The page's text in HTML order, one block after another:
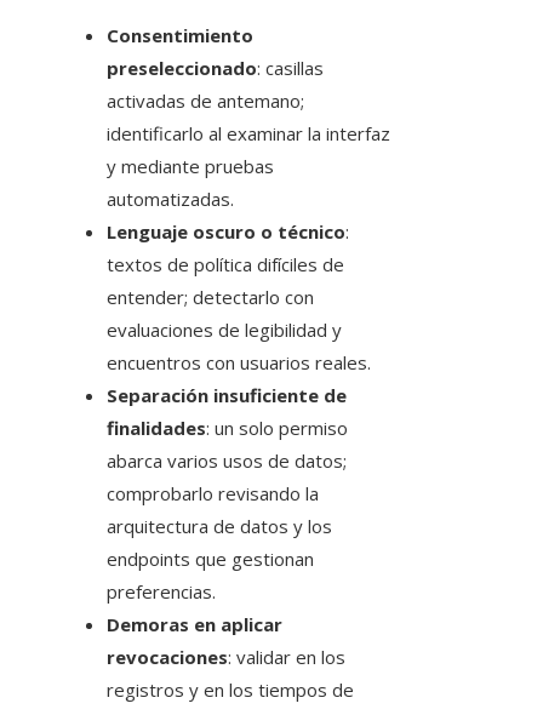
Consentimiento
preseleccionado: casillas
activadas de antemano;
identificarlo al examinar la interfaz
y mediante pruebas
automatizadas.
Lenguaje oscuro o técnico:
textos de política difíciles de
entender; detectarlo con
evaluaciones de legibilidad y
encuentros con usuarios reales.
Separación insuficiente de
finalidades: un solo permiso
abarca varios usos de datos;
comprobarlo revisando la
arquitectura de datos y los
endpoints que gestionan
preferencias.
Demoras en aplicar
revocaciones: validar en los
registros y en los tiempos de